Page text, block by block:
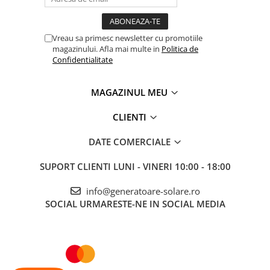
Accesorii instrumente de masura
Luxmetru
Osciloscoape
Vreau sa primesc newsletter cu promotiile
magazinului. Afla mai multe in Politica de
Confidentialitate
MAGAZINUL MEU
CLIENTI
DATE COMERCIALE
SUPORT CLIENTI LUNI - VINERI 10:00 - 18:00
info@generatoare-solare.ro
SOCIAL URMARESTE-NE IN SOCIAL MEDIA